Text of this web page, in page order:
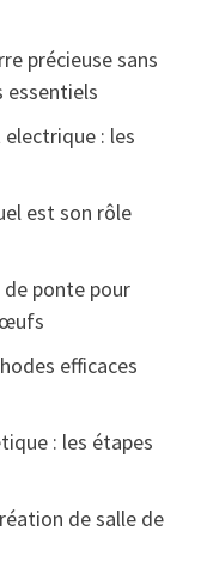
précieuse sans
essentiels
: les
est son rôle
ponte pour
efficaces
: les étapes
de salle de